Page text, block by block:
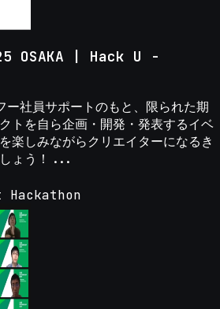
OSAKA | Hack U -
ー社員サポートのもと、限られた期
トを自ら企画・開発・発表するイベ
楽しみながらクリエイターになるき
しょう！...
Hackathon